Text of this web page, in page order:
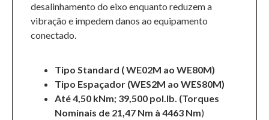
desalinhamento do eixo enquanto reduzem a
vibração e impedem danos ao equipamento
conectado.
Tipo Standard ( WE02M ao WE80M)
Tipo Espaçador (WES2M ao WES80M)
Até 4,50 kNm; 39,500 pol.lb. (Torques
Nominais de 21,47 Nm à 4463 Nm)